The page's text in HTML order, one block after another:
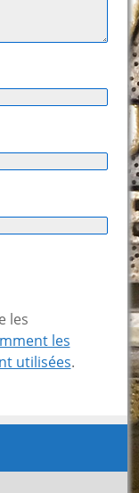
les
les
utilisées.